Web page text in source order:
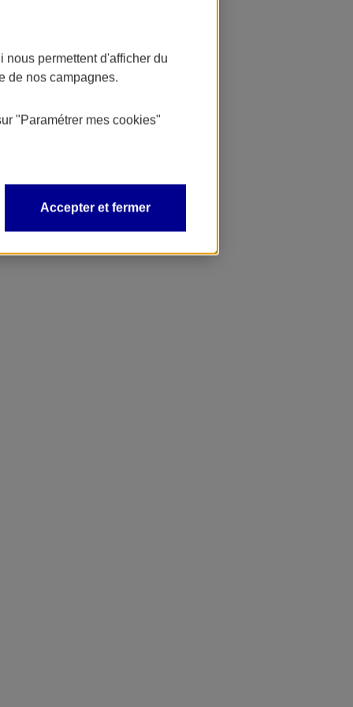
permettent d'afficher du
de nos campagnes.
"Paramétrer mes cookies"
Accepter et fermer